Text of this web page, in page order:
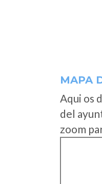
MAPA
Aqui os
del
zoom